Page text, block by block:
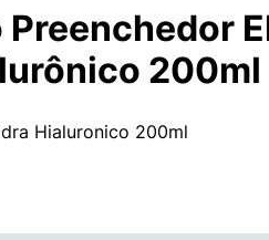
Preenchedor
200ml
Hialuronico 200ml